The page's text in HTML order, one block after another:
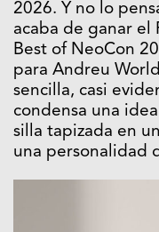
2026. Y no lo
acaba de ganar el
Best of NeoCon
para Andreu
sencilla, casi
condensa una
silla tapizada en
una personalidad